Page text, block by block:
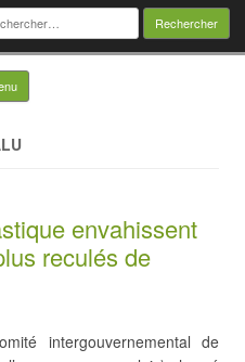
:
Skip to content
envahissent
reculés de
intergouvernemental de